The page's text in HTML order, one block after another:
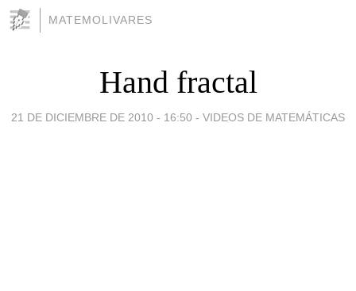
MATEMOLIVARES
Hand fractal
21 DE DICIEMBRE DE 2010 - 16:50 - VIDEOS DE MATEMÁTICAS